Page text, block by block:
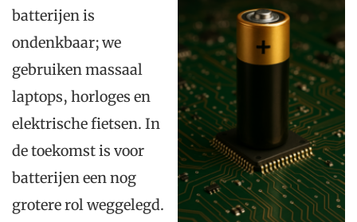
batterijen is
ondenkbaar; we
gebruiken massaal
laptops, horloges en
elektrische fietsen. In
de toekomst is voor
batterijen een nog
grotere rol weggelegd.